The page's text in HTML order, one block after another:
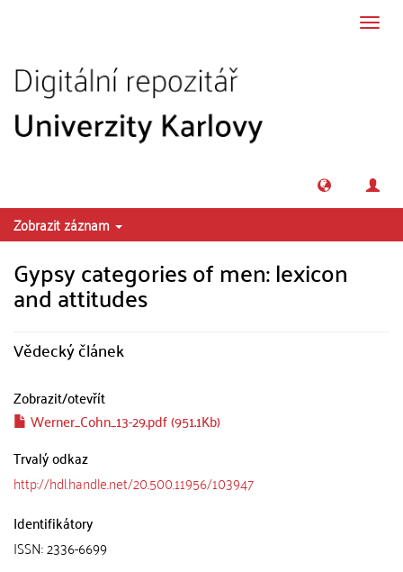
Zobrazit záznam
Gypsy categories of men: lexicon
and attitudes
Vědecký článek
Zobrazit/otevřít
Werner_Cohn_13-29.pdf (951.1Kb)
Trvalý odkaz
http://hdl.handle.net/20.500.11956/103947
Identifikátory
ISSN: 2336-6699